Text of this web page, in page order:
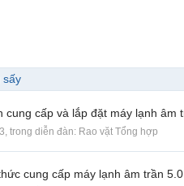
sấy
cung cấp và lắp đặt máy lạnh âm
, trong diễn đàn: Rao vặt Tổng hợp
cung cấp máy lạnh âm trần